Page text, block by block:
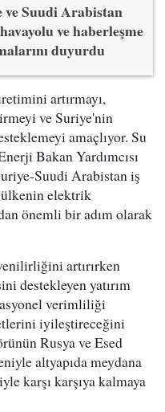
ve Suudi Arabistan
ve haberleşme
duyurdu
artırmayı,
ve Suriye'nin
amaçlıyor. Su
Bakan Yardımcısı
Suudi Arabistan iş
elektrik
önemli bir adım olarak
artırırken
destekleyen yatırım
verimliliği
iyileştireceğini
Rusya ve Esed
altyapıda meydana
karşı karşıya kalmaya